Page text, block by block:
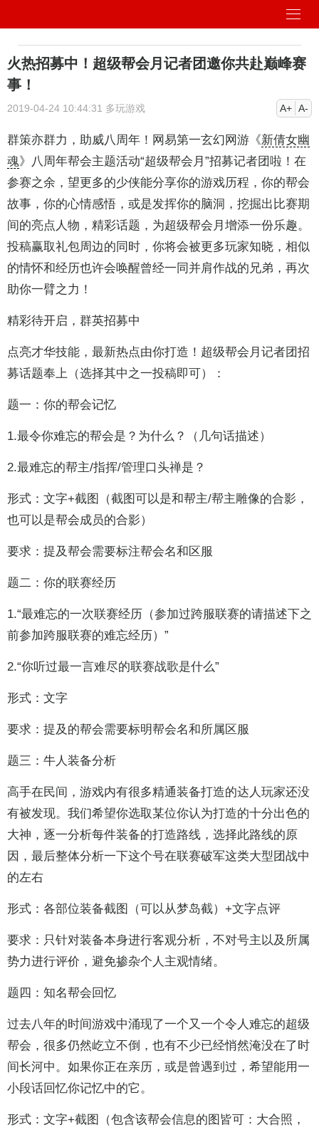
火热招募中！超级帮会月记者团邀你共赴巅峰赛
事！
2019-04-24 10:44:31 多玩游戏 A+ A-
群策亦群力，助威八周年！网易第一玄幻网游《新倩女幽
魂》八周年帮会主题活动“超级帮会月”招募记者团啦！在
参赛之余，望更多的少侠能分享你的游戏历程，你的帮会
故事，你的心情感悟，或是发挥你的脑洞，挖掘出比赛期
间的亮点人物，精彩话题，为超级帮会月增添一份乐趣。
投稿赢取礼包周边的同时，你将会被更多玩家知晓，相似
的情怀和经历也许会唤醒曾经一同并肩作战的兄弟，再次
助你一臂之力！
精彩待开启，群英招募中
点亮才华技能，最新热点由你打造！超级帮会月记者团招
募话题奉上（选择其中之一投稿即可）：
题一：你的帮会记忆
1.最令你难忘的帮会是？为什么？（几句话描述）
2.最难忘的帮主/指挥/管理口头禅是？
形式：文字+截图（截图可以是和帮主/帮主雕像的合影，
也可以是帮会成员的合影）
要求：提及帮会需要标注帮会名和区服
题二：你的联赛经历
1.“最难忘的一次联赛经历（参加过跨服联赛的请描述下之
前参加跨服联赛的难忘经历）”
2.“你听过最一言难尽的联赛战歌是什么”
形式：文字
要求：提及的帮会需要标明帮会名和所属区服
题三：牛人装备分析
高手在民间，游戏内有很多精通装备打造的达人玩家还没
有被发现。我们希望你选取某位你认为打造的十分出色的
大神，逐一分析每件装备的打造路线，选择此路线的原
因，最后整体分析一下这个号在联赛破军这类大型团战中
的左右
形式：各部位装备截图（可以从梦岛截）+文字点评
要求：只针对装备本身进行客观分析，不对号主以及所属
势力进行评价，避免掺杂个人主观情绪。
题四：知名帮会回忆
过去八年的时间游戏中涌现了一个又一个令人难忘的超级
帮会，很多仍然屹立不倒，也有不少已经悄然淹没在了时
间长河中。如果你正在亲历，或是曾遇到过，希望能用一
小段话回忆你记忆中的它。
形式：文字+截图（包含该帮会信息的图皆可：大合照，